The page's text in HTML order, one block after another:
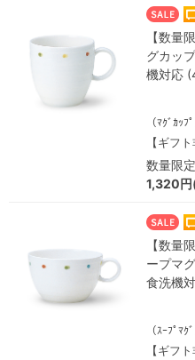
【数量
グカッ
機対応
（ﾏｸﾞｶｯﾌﾟ
【ギフ
数量限
1,320
【数量
ープマ
食洗機
（ｽｰﾌﾟﾏｸﾞ
【ギフ